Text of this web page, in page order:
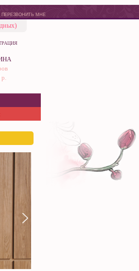
ПЕРЕЗВОНИТЬ МНЕ
р.